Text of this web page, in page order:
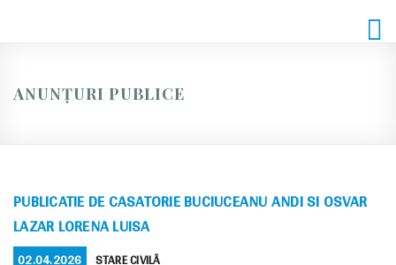
ANUNȚURI PUBLICE
PUBLICATIE DE CASATORIE BUCIUCEANU ANDI SI OSVAR
LAZAR LORENA LUISA
POSTED
02.04.2026 CATEGORIES
STARE CIVILĂ